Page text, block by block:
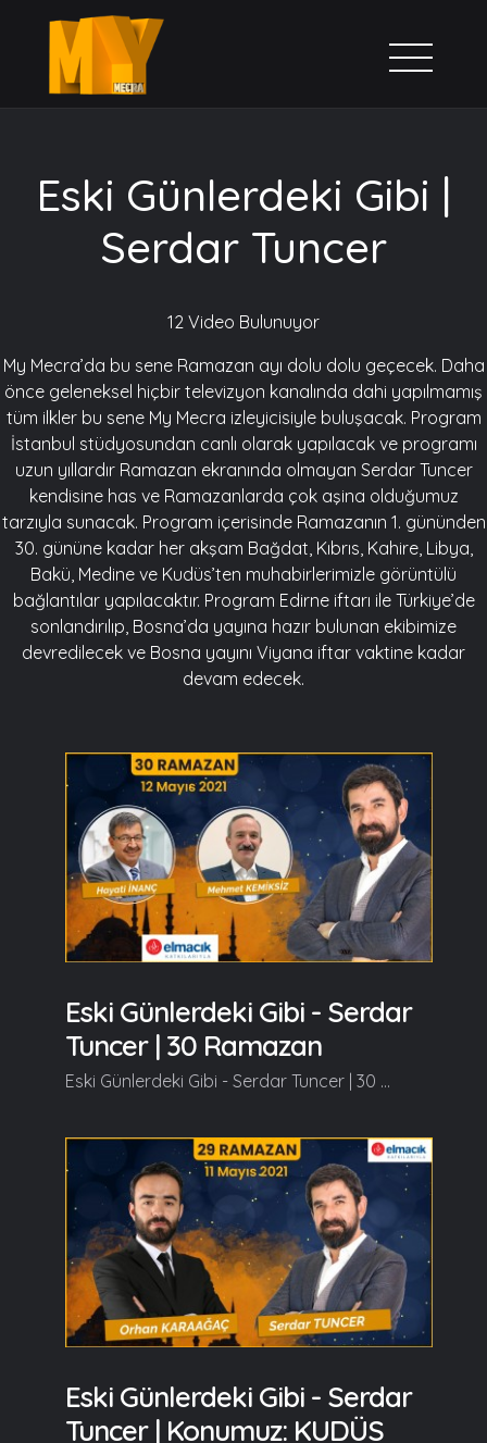
Eski Günlerdeki Gibi |
Serdar Tuncer
12 Video Bulunuyor
My Mecra’da bu sene Ramazan ayı dolu dolu geçecek. Daha
önce geleneksel hiçbir televizyon kanalında dahi yapılmamış
tüm ilkler bu sene My Mecra izleyicisiyle buluşacak. Program
İstanbul stüdyosundan canlı olarak yapılacak ve programı
uzun yıllardır Ramazan ekranında olmayan Serdar Tuncer
kendisine has ve Ramazanlarda çok aşina olduğumuz
tarzıyla sunacak. Program içerisinde Ramazanın 1. gününden
30. gününe kadar her akşam Bağdat, Kıbrıs, Kahire, Libya,
Bakü, Medine ve Kudüs’ten muhabirlerimizle görüntülü
bağlantılar yapılacaktır. Program Edirne iftarı ile Türkiye’de
sonlandırılıp, Bosna’da yayına hazır bulunan ekibimize
devredilecek ve Bosna yayını Viyana iftar vaktine kadar
devam edecek.
Eski Günlerdeki Gibi - Serdar
Tuncer | 30 Ramazan
Eski Günlerdeki Gibi - Serdar Tuncer | 30 Ramazan Konuklarımız, Hayati İNANÇ ve Mehmet KEMİKSİZ olacaklar. Ramazan güzeldir, Beraber güzelleşelim...
Eski Günlerdeki Gibi - Serdar
Tuncer | Konumuz: KUDÜS